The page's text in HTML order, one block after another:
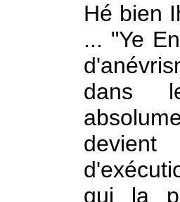
Hé bien
... "Ye
dans
devient
qui la